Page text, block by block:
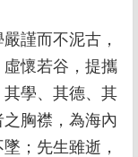
謹而不泥古，
懷若谷，提攜
學、其德、其
胸襟，為海內
；先生雖逝，